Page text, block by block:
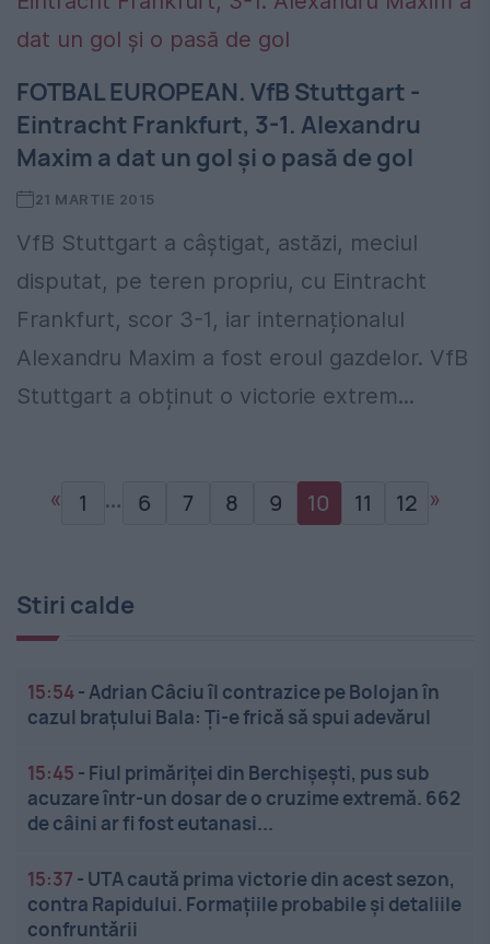
FOTBAL EUROPEAN. VfB Stuttgart -
Eintracht Frankfurt, 3-1. Alexandru
Maxim a dat un gol și o pasă de gol
21 MARTIE 2015
VfB Stuttgart a câștigat, astăzi, meciul
disputat, pe teren propriu, cu Eintracht
Frankfurt, scor 3-1, iar internaționalul
Alexandru Maxim a fost eroul gazdelor. VfB
Stuttgart a obținut o victorie extrem...
« 1 … 6 7 8 9 10 11 12 »
Stiri calde
15:54-Adrian Câciu îl contrazice pe Bolojan în
cazul brațului Bala: Ți-e frică să spui adevărul
15:45 - Fiul primăriței din Berchișești, pus sub
acuzare într-un dosar de o cruzime extremă. 662
de câini ar fi fost eutanasi...
15:37 - UTA caută prima victorie din acest sezon,
contra Rapidului. Formațiile probabile și detaliile
confruntării